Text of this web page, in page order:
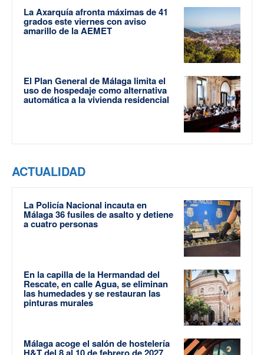
La Axarquía afronta máximas de 41
grados este viernes con aviso
amarillo de la AEMET
El Plan General de Málaga limita el
uso de hospedaje como alternativa
automática a la vivienda residencial
ACTUALIDAD
La Policía Nacional incauta en
Málaga 36 fusiles de asalto y detiene
a cuatro personas
En la capilla de la Hermandad del
Rescate, en calle Agua, se eliminan
las humedades y se restauran las
pinturas murales
Málaga acoge el salón de hostelería